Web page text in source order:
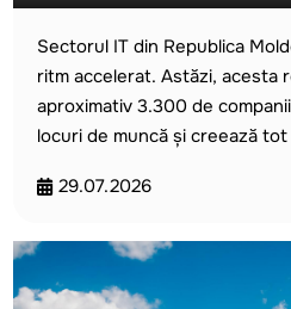
Sectorul IT din Republica
ritm accelerat. Astăzi, acesta
aproximativ 3.300 de
locuri de muncă și creează tot
29.07.2026